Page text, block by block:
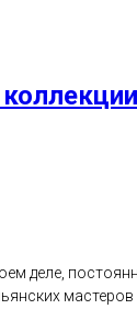
деле,